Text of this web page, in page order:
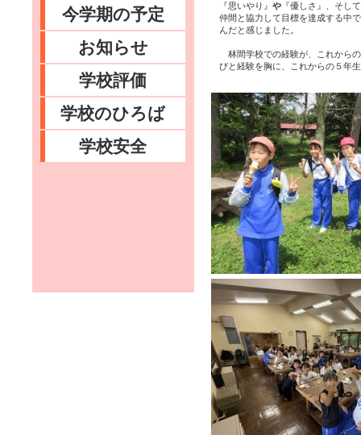
今学期の予定
お知らせ
学校評価
学校のひろば
学校安全
『思いやり』 や 『優しさ』、そし
仲間と協力して目標を達成する中
んだと感じました。
林間学校での経験が、これから
びと経験を胸に、これからの５年